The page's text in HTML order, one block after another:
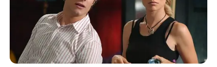
ACTIVAR AHORA